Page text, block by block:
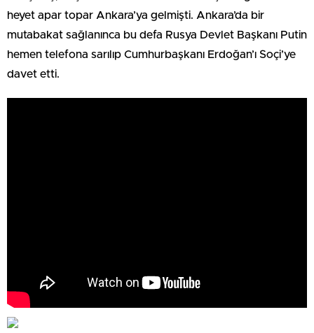
heyet apar topar Ankara’ya gelmişti. Ankara’da bir
mutabakat sağlanınca bu defa Rusya Devlet Başkanı Putin
hemen telefona sarılıp Cumhurbaşkanı Erdoğan’ı Soçi’ye
davet etti.